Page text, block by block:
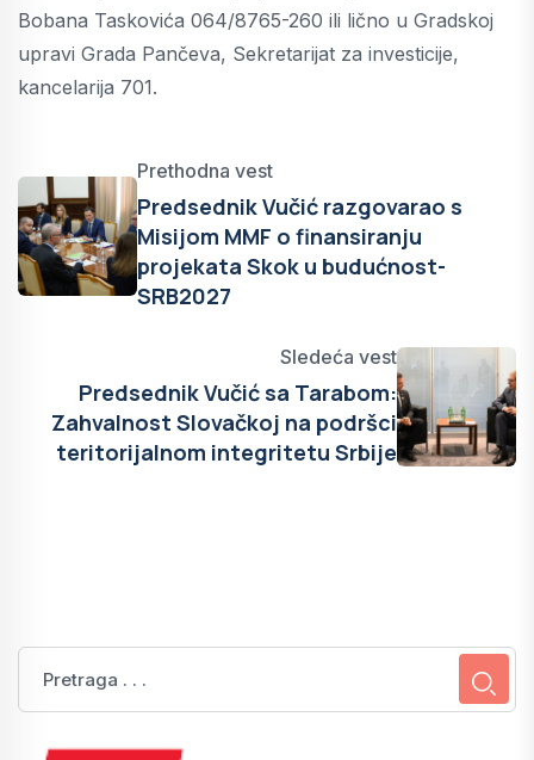
Bobana Taskovića 064/8765-260 ili lično u Gradskoj
upravi Grada Pančeva, Sekretarijat za investicije,
kancelarija 701.
Prethodna vest
Predsednik Vučić razgovarao s
Misijom MMF o finansiranju
projekata Skok u budućnost-
SRB2027
Sledeća vest
Predsednik Vučić sa Tarabom:
Zahvalnost Slovačkoj na podršci
teritorijalnom integritetu Srbije